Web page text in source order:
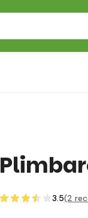
3.5(2